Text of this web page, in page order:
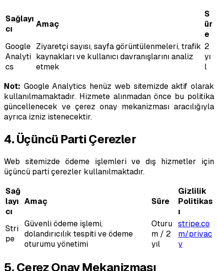
Sağlayı
cı
Amaç
S
ür
e
Google
Analyti
cs
Ziyaretçi sayısı, sayfa görüntülenmeleri, trafik
kaynakları ve kullanıcı davranışlarını analiz
etmek
2
yı
l
Not: Google Analytics henüz web sitemizde aktif olarak
kullanılmamaktadır. Hizmete alınmadan önce bu politika
güncellenecek ve çerez onay mekanizması aracılığıyla
ayrıca izniz istenecektir.
4. Üçüncü Parti Çerezler
Web sitemizde ödeme işlemleri ve dış hizmetler için
üçüncü parti çerezler kullanılmaktadır.
Sağ
layı
cı
Amaç Süre
Gizlilik
Politikas
ı
Stri
pe
Güvenli ödeme işlemi,
dolandırıcılık tespiti ve ödeme
oturumu yönetimi
Oturu
m / 2
yıl
stripe.co
m/privac
y
5. Çerez Onay Mekanizması